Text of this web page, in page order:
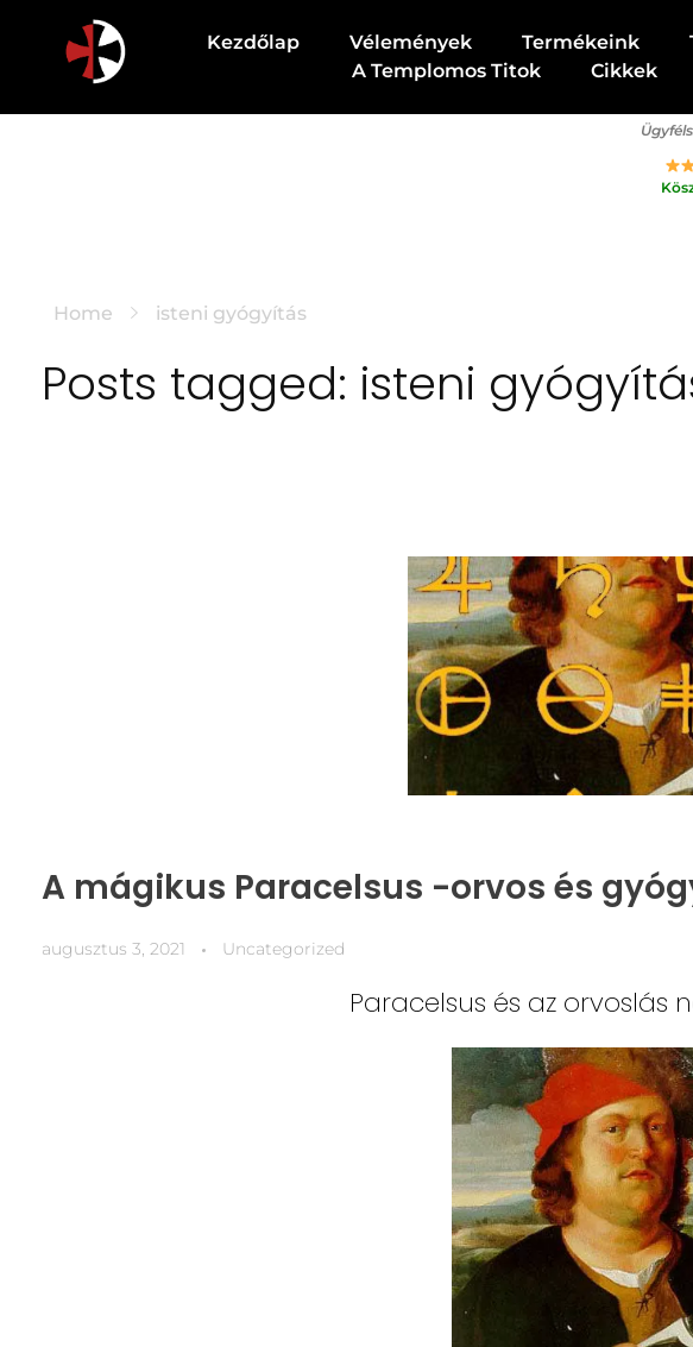
Csodapatika
Természet gyógyereje.
Kezdőlap Vélemények Termékeink
A Templomos Titok
Cikkek
Home isteni gyógyítás
Posts tagged: isteni
A mágikus Paracelsus -orvos és
augusztus 3, 2021 Uncategorized
Paracelsus és az orvoslás